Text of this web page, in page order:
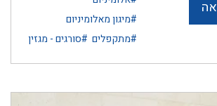
#מיגון מאלומיניום
#מתקפלים #סורגים - מגזין